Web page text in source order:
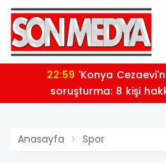
22:59
soruşturma: 8 kişi
Anasayfa Spor